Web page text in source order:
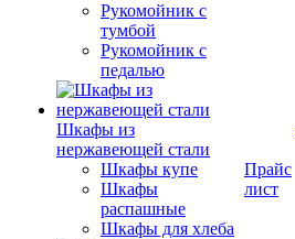
Рукомойник с
тумбой
Рукомойник с
педалью
Шкафы из
нержавеющей стали
Шкафы купе
Шкафы
распашные
Шкафы для хлеба
Прайс
лист